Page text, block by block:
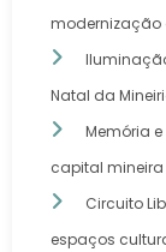
modernização
Natal da
Memória
capital mineira
Circuito
espaços